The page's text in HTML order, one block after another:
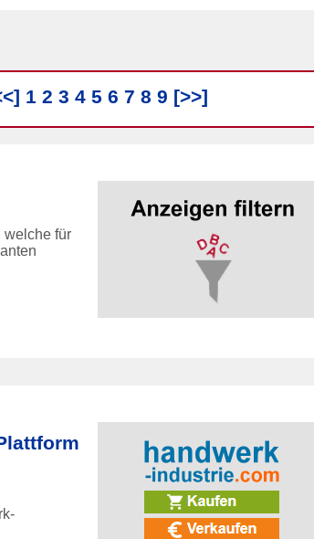
1 2 3 4 5 6 7 8 9 [>>]
welche für